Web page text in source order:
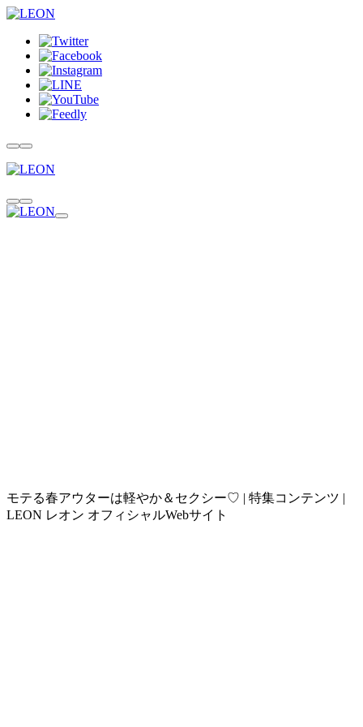
モテる春アウターは軽やか＆セクシー♡ | 特集コンテンツ |
LEON レオン オフィシャルWebサイト